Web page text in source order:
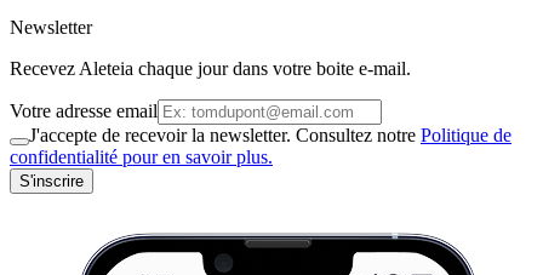
Newsletter
Recevez Aleteia chaque jour dans votre boite e-mail.
Votre adresse email
J'accepte de recevoir la newsletter. Consultez notre Politique de
confidentialité pour en savoir plus.
S'inscrire